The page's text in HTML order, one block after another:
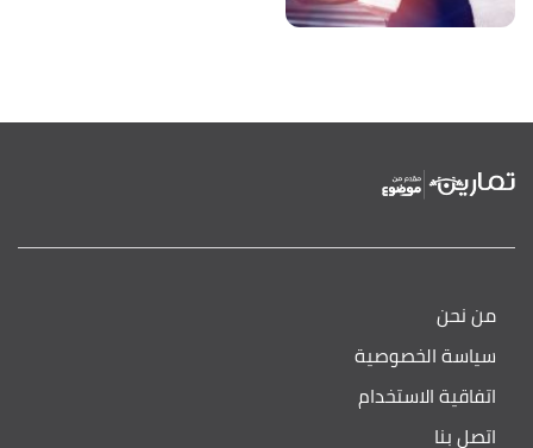
من نحن
سياسة الخصوصية
اتفاقية الاستخدام
اتصل بنا